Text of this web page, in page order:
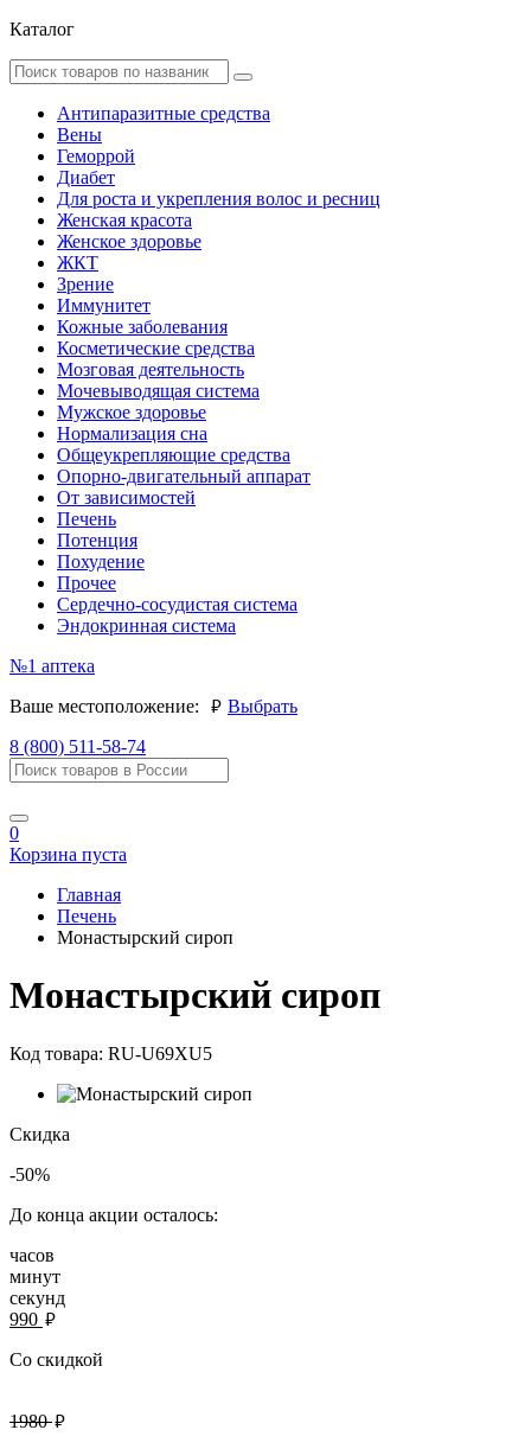
Каталог
Антипаразитные средства
Вены
Геморрой
Диабет
Для роста и укрепления волос и ресниц
Женская красота
Женское здоровье
ЖКТ
Зрение
Иммунитет
Кожные заболевания
Косметические средства
Мозговая деятельность
Мочевыводящая система
Мужское здоровье
Нормализация сна
Общеукрепляющие средства
Опорно-двигательный аппарат
От зависимостей
Печень
Потенция
Похудение
Прочее
Сердечно-сосудистая система
Эндокринная система
№1 аптека
Ваше местоположение:
руб. Выбрать
8 (800) 511-58-74
0
Корзина пуста
Главная
Печень
Монастырский сироп
Монастырский сироп
Код товара: RU-U69XU5
Скидка
-50%
До конца акции осталось:
часов
минут
секунд
990 руб.
Со скидкой
1980руб.